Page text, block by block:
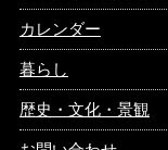
カレンダー
暮らし
歴史・文化・景観